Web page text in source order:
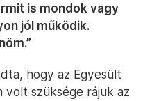
is mondok vagy
jól működik.
hogy az Egyesült
volt szüksége rájuk az